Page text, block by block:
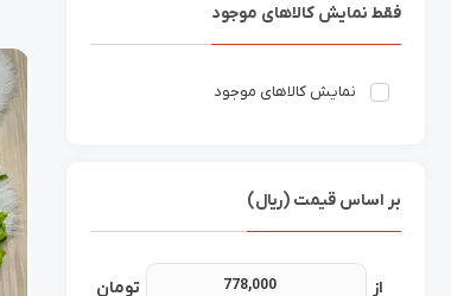
فقط نمایش کالاهای موجود
نمایش کالاهای موجود
بر اساس قیمت (ریال)